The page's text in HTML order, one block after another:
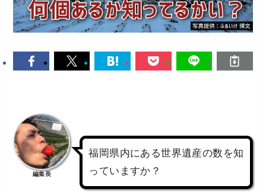
編集長
福岡県内にある世界遺産の数を知
っていますか？